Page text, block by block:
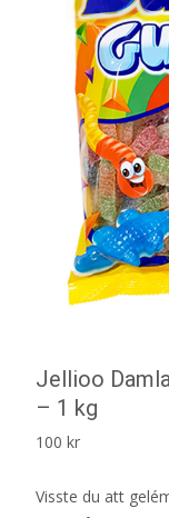
Jellioo
– 1 kg
100 kr
Visste du att